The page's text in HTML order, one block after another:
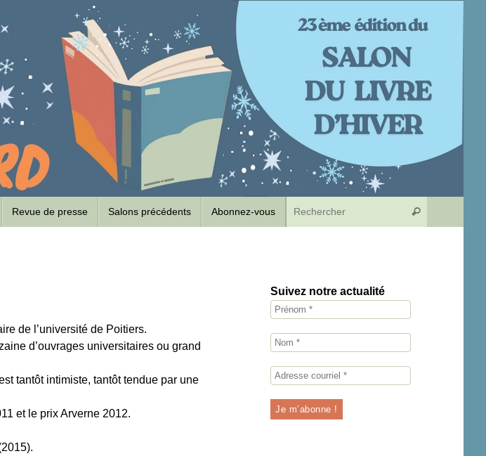
Revue de presse Salons précédents Abonnez-vous Rechercher
de l’université de Poitiers.
d’ouvrages universitaires ou grand
tantôt intimiste, tantôt tendue par une
et le prix Arverne 2012.
Suivez notre actualité